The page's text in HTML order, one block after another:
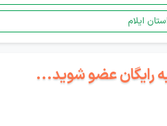
استان ایلام
رایگان عضو شوید...